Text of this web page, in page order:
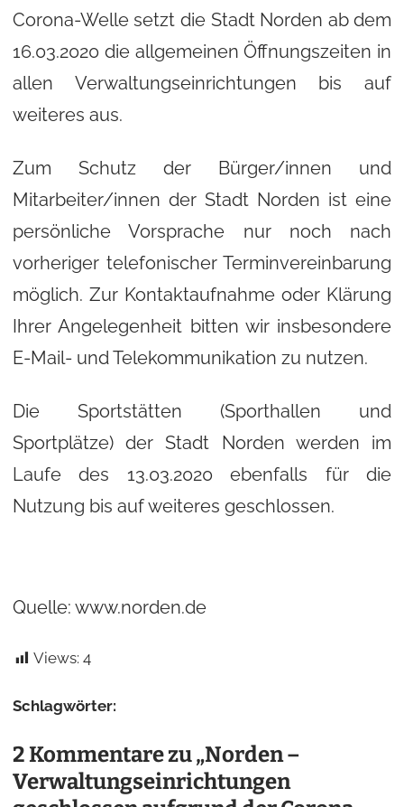
Corona-Welle setzt die Stadt Norden ab dem
16.03.2020 die allgemeinen Öffnungszeiten in
allen Verwaltungseinrichtungen bis auf
weiteres aus.
Zum Schutz der Bürger/innen und
Mitarbeiter/innen der Stadt Norden ist eine
persönliche Vorsprache nur noch nach
vorheriger telefonischer Terminvereinbarung
möglich. Zur Kontaktaufnahme oder Klärung
Ihrer Angelegenheit bitten wir insbesondere
E-Mail- und Telekommunikation zu nutzen.
Die Sportstätten (Sporthallen und
Sportplätze) der Stadt Norden werden im
Laufe des 13.03.2020 ebenfalls für die
Nutzung bis auf weiteres geschlossen.
Quelle: www.norden.de
Views: 4
Schlagwörter:
2 Kommentare zu „Norden –
Verwaltungseinrichtungen